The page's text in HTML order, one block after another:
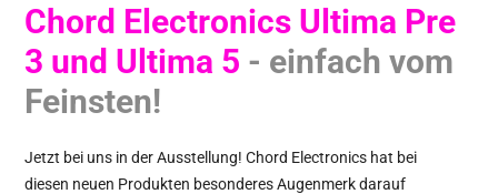
Chord Electronics Ultima Pre
3 und Ultima 5 - einfach vom
Feinsten!
Jetzt bei uns in der Ausstellung! Chord Electronics hat bei
diesen neuen Produkten besonderes Augenmerk darauf